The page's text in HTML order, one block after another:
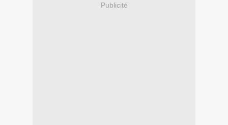
Publicité